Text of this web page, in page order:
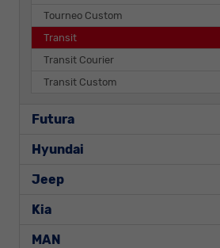
Tourneo Custom
Transit
Transit Courier
Transit Custom
Futura
Hyundai
Jeep
Kia
MAN